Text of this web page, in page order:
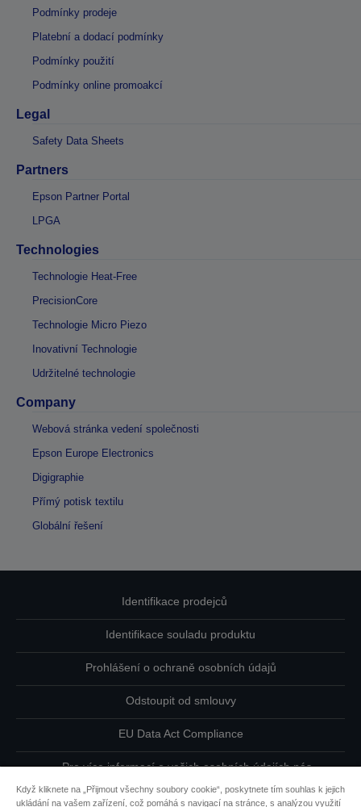
Podmínky prodeje
Platební a dodací podmínky
Podmínky použití
Podmínky online promoakcí
Legal
Safety Data Sheets
Partners
Epson Partner Portal
LPGA
Technologies
Technologie Heat-Free
PrecisionCore
Technologie Micro Piezo
Inovativní Technologie
Udržitelné technologie
Company
Webová stránka vedení společnosti
Epson Europe Electronics
Digigraphie
Přímý potisk textilu
Globální řešení
Identifikace prodejců
Identifikace souladu produktu
Prohlášení o ochraně osobních údajů
Odstoupit od smlouvy
EU Data Act Compliance
Pro více informací o vašich osobních údajích nás
Když kliknete na „Přijmout všechny soubory cookie“, poskytnete tím souhlas k jejich
ukládání na vašem zařízení, což pomáhá s navigací na stránce, s analýzou využití